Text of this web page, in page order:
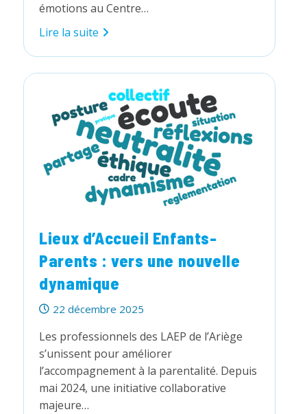
émotions au Centre…
Lire la suite Les
à
sont
de
retour
!
Lieux d’Accueil Enfants-
Parents : vers une nouvelle
dynamique
Publication
22 décembre 2025
Les professionnels des LAEP de l’Ariège
s’unissent pour améliorer
l’accompagnement à la parentalité. Depuis
mai 2024, une initiative collaborative
majeure…